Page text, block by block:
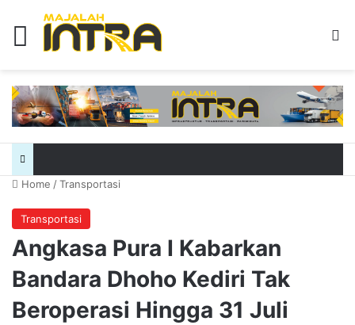
Menu
Home /Transportasi
Transportasi
Angkasa Pura I Kabarkan
Bandara Dhoho Kediri Tak
Beroperasi Hingga 31 Juli